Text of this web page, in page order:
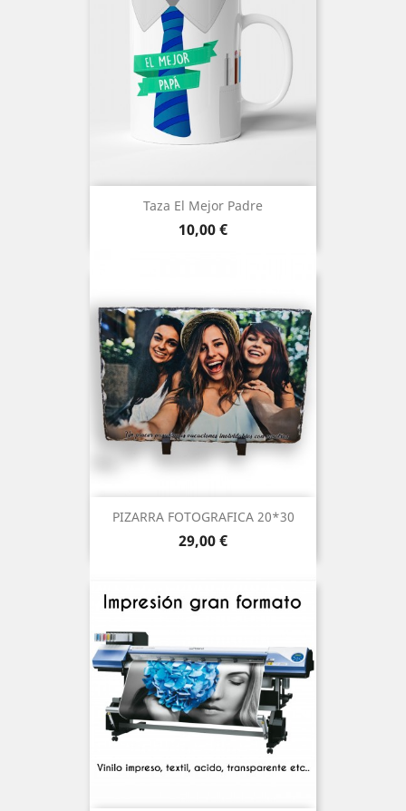
Taza El Mejor Padre
Precio
10,00 €
PIZARRA FOTOGRAFICA 20*30
Precio
29,00 €